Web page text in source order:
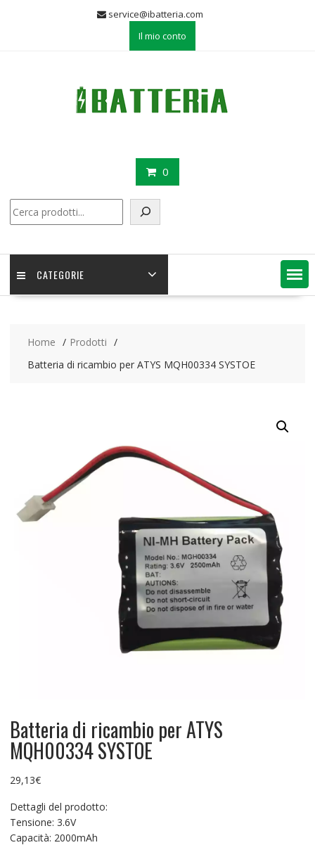
service@ibatteria.com
Il mio conto
0
CATEGORIE
Home
Prodotti
Batteria di ricambio per ATYS MQH00334 SYSTOE
Batteria di ricambio per ATYS
MQH00334 SYSTOE
29,13€
Dettagli del prodotto:
Tensione: 3.6V
Capacità: 2000mAh